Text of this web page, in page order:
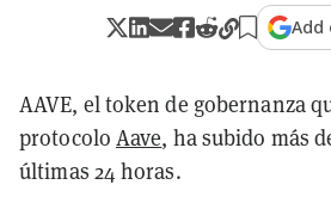
Add
AAVE, el token de gobernanza
protocolo Aave, ha subido más
últimas 24 horas.